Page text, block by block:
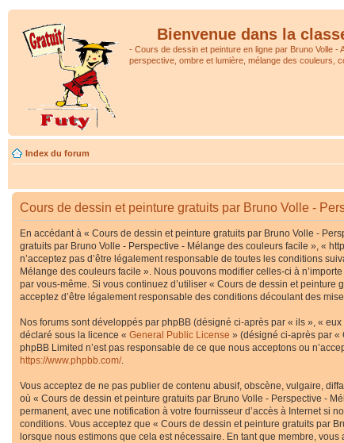
Bienvenue dans la
- Cours de dessin et peinture en ligne par Bruno Volle
perspective, ombre et lumière, mélange des couleurs,
Index du forum
Cours de dessin et peinture gratuits par Bruno Volle -
En accédant à « Cours de dessin et peinture gratuits par Bruno Volle -
gratuits par Bruno Volle - Perspective - Mélange des couleurs facile », «
n’acceptez pas d’être légalement responsable de toutes les conditions
Mélange des couleurs facile ». Nous pouvons modifier celles-ci à
par vous-même. Si vous continuez d’utiliser « Cours de dessin et
acceptez d’être légalement responsable des conditions découlant des
Nos forums sont développés par phpBB (désigné ci-après par « ils », «
déclaré sous la licence « General Public License » (désigné ci-après par «
phpBB Limited n’est pas responsable de ce que nous acceptons ou
https://www.phpbb.com/.
Vous acceptez de ne pas publier de contenu abusif, obscène, vulgaire,
où « Cours de dessin et peinture gratuits par Bruno Volle - Perspective -
permanent, avec une notification à votre fournisseur d’accès à Internet si
conditions. Vous acceptez que « Cours de dessin et peinture gratuits par
lorsque nous estimons que cela est nécessaire. En tant que membre,